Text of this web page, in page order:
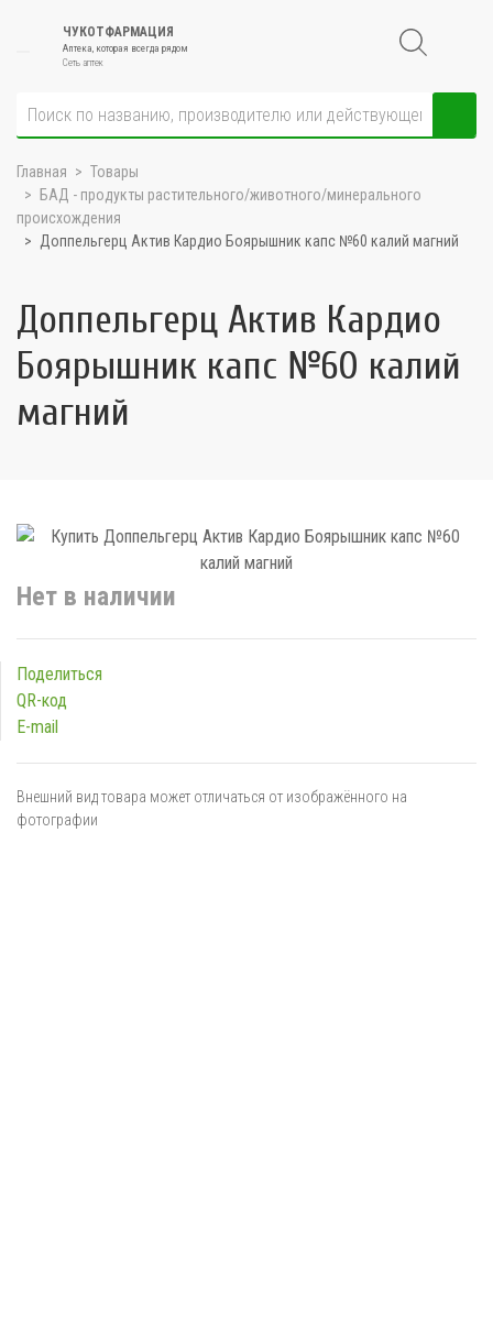
ЧУКОТФАРМАЦИЯ
Аптека, которая всегда рядом
Сеть аптек
Главная
Товары
БАД - продукты растительного/животного/минерального
происхождения
Доппельгерц Актив Кардио Боярышник капс №60 калий магний
Доппельгерц Актив Кардио
Боярышник капс №60 калий
магний
Нет в наличии
Поделиться
QR-код
E-mail
Внешний вид товара может отличаться от изображённого на
фотографии